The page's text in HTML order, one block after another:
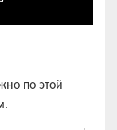
по этой